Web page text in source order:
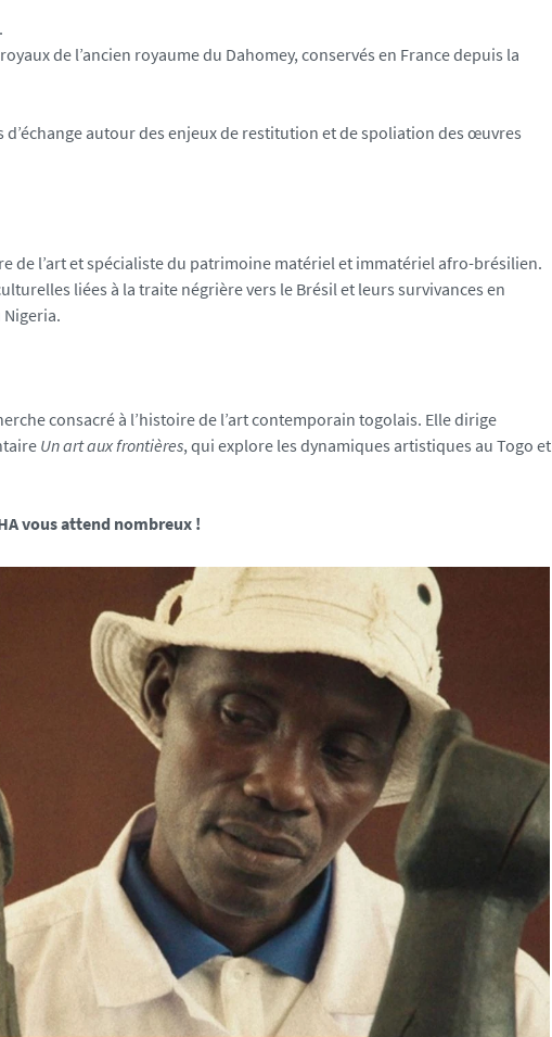
de l’ancien royaume du Dahomey, conservés en France depuis la
autour des enjeux de restitution et de spoliation des œuvres
de l’art et spécialiste du patrimoine matériel et immatériel afro-brésilien.
liées à la traite négrière vers le Brésil et leurs survivances en
consacré à l’histoire de l’art contemporain togolais. Elle dirige
Un art aux frontières, qui explore les dynamiques artistiques au Togo et
vous attend nombreux !